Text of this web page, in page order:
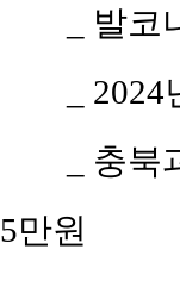
_ 발
_
_ 충
5만원